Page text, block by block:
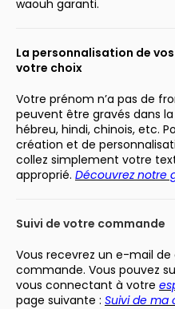
waouh garanti.
La personnalisation de
votre choix
Votre prénom n’a pas de
peuvent être gravés dans
hébreu, hindi, chinois, etc.
création et de
collez simplement votre
approprié. Découvrez notre
Suivi de votre commande
Vous recevrez un e-mail
commande. Vous pouvez
vous connectant à votre
page suivante : Suivi de